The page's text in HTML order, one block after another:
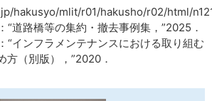
hakusyo/mlit/r01/hakusho/r02/html/
“道路橋等の集約・撤去事例集，”2025．
“インフラメンテナンスにおける取り組む
方（別版），”2020．